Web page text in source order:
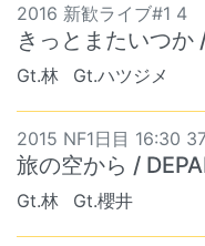
2016 新歓ライブ#1 4
きっとまたいつか
Gt.林 Gt.ハツジメ
2015 NF1日目 16:30
旅の空から /
Gt.林 Gt.櫻井